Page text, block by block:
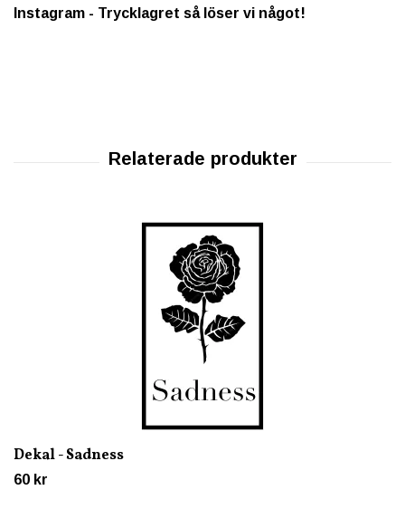
Instagram - Trycklagret så löser vi något!
Dekal - Sadness
60 kr